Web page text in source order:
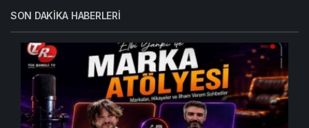
SON DAKIKA HABERLERI